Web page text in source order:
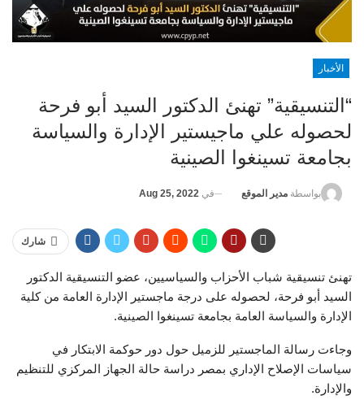
الأخبار
“التنسيقية” تهنئ الدكتور السيد أبو فرحة
لحصوله علي ماجيستير الإدارة والسياسة
بجامعة تسينغوا الصينية
بواسطة مدير الموقع في Aug 25, 2022
شارك
تهنئ تنسيقية شباب الأحزاب والسياسيين، عضو التنسيقية الدكتور
السيد أبو فرحة، لحصوله على درجة ماجستير الإدارة العامة من كلية
الإدارة والسياسة العامة بجامعة تسينغوا الصينية.
وجاءت رسالة الماجستير للزميل حول دور حوكمة الابتكار في
سياسات الإصلاح الإداري بمصر دراسة حالة الجهاز المركزي للتنظيم
والإدارة.